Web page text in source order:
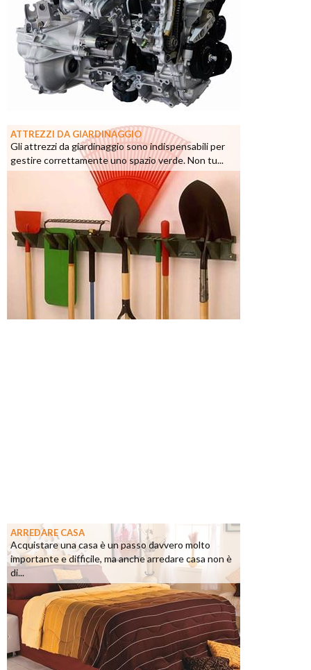
ATTREZZI DA GIARDINAGGIO
Gli attrezzi da giardinaggio sono indispensabili per
gestire correttamente uno spazio verde. Non tu...
ARREDARE CASA
Acquistare una casa è un passo davvero molto
importante e difficile, ma anche arredare casa non è
di...